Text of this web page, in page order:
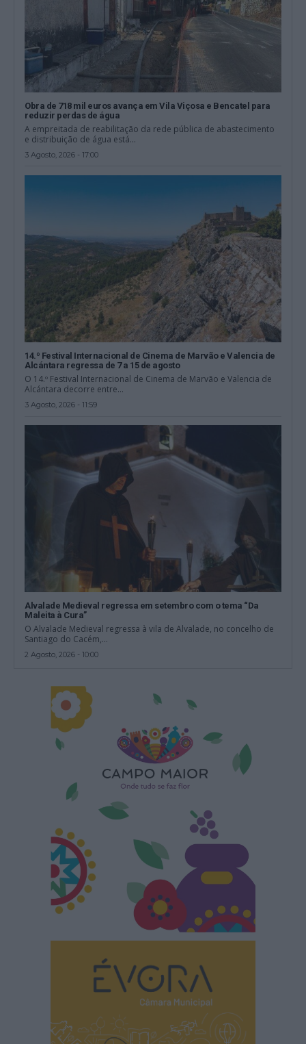
Obra de 718 mil euros avança em Vila Viçosa e Bencatel para
reduzir perdas de água
A empreitada de reabilitação da rede pública de abastecimento
e distribuição de água está...
3 Agosto, 2026 - 17:00
14.º Festival Internacional de Cinema de Marvão e Valencia de
Alcántara regressa de 7 a 15 de agosto
O 14.º Festival Internacional de Cinema de Marvão e Valencia de
Alcántara decorre entre...
3 Agosto, 2026 - 11:59
Alvalade Medieval regressa em setembro com o tema “Da
Maleita à Cura”
O Alvalade Medieval regressa à vila de Alvalade, no concelho de
Santiago do Cacém,...
2 Agosto, 2026 - 10:00